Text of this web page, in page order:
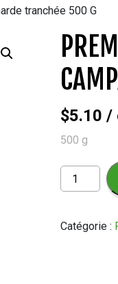
tranchée 500 G
$5.10 /
500 g
quantité
de
MOISSON
Catégorie :